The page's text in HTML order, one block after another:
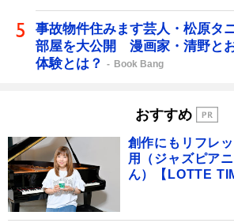
事故物件住みます芸人・松原タ
部屋を大公開 漫画家・清野と
体験とは？
Book Bang
おすすめ
創作にもリフレ
用（ジャズピア
ん）【LOTTE